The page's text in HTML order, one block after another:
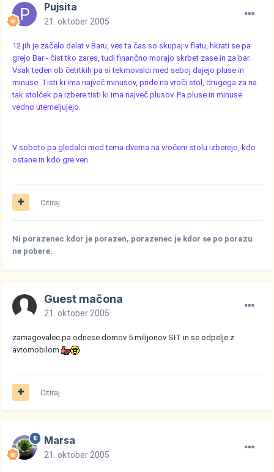
Pujsita
21. oktober 2005
12 jih je začelo delat v Baru, ves ta čas so skupaj v flatu, hkrati se pa
grejo Bar - čist tko zares, tudi finančno morajo skrbet zase in za bar.
Vsak teden ob četrtkih pa si tekmovalci med seboj dajejo pluse in
minuse. Tisti ki ima največ minusov, pride na vroči stol, drugega za na
tak stolček pa izbere tisti ki ima največ plusov. Pa pluse in minuse
vedno utemeljujejo.
V soboto pa gledalci med tema dvema na vročem stolu izberejo, kdo
ostane in kdo gre ven.
Citiraj
Ni porazenec kdor je porazen, porazenec je kdor se po porazu
ne pobere.
Guest mačona
21. oktober 2005
zamagovalec pa odnese domov 5 milijonov SIT in se odpelje z
avtomobilom
Citiraj
Marsa
21. oktober 2005